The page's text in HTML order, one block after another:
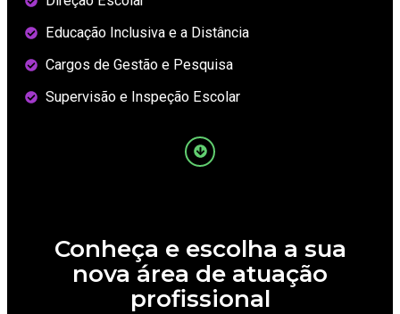
Educação Inclusiva e a Distância
Cargos de Gestão e Pesquisa
Supervisão e Inspeção Escolar
Conheça e escolha a sua
nova área de atuação
profissional